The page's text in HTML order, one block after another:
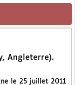
Angleterre).
le 25 juillet 2011